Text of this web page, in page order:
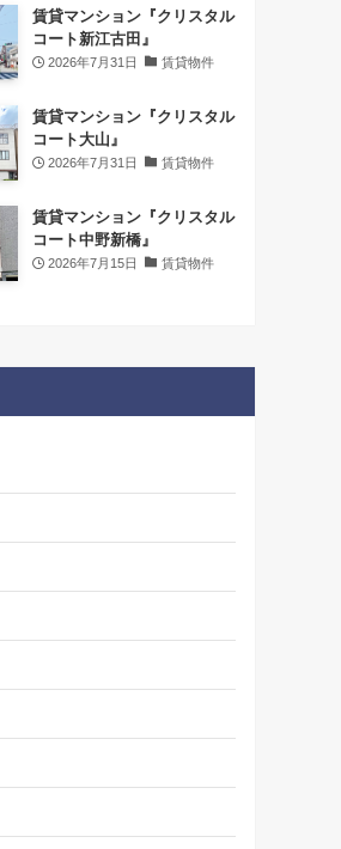
賃貸マンション『クリスタル
コート新江古田』
2026年7月31日 賃貸物件
賃貸マンション『クリスタル
コート大山』
2026年7月31日 賃貸物件
賃貸マンション『クリスタル
コート中野新橋』
2026年7月15日 賃貸物件